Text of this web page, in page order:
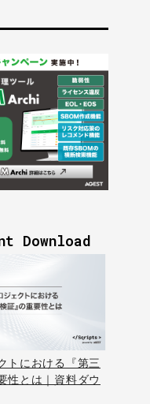
Download
トにおける『第三
性とは｜資料ダウ